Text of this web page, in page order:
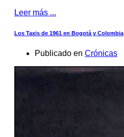
Leer más ...
Los Taxis de 1961 en Bogotá y Colombia
Publicado en Crónicas